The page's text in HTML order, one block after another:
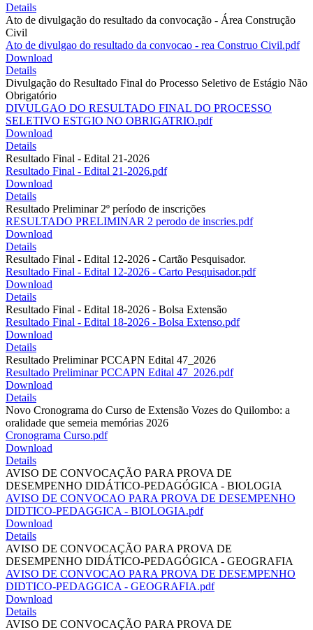
Details
Ato de divulgação do resultado da convocação - Área Construção
Civil
Ato de divulgao do resultado da convocao - rea Construo Civil.pdf
Download
Details
Divulgação do Resultado Final do Processo Seletivo de Estágio Não
Obrigatório
DIVULGAO DO RESULTADO FINAL DO PROCESSO
SELETIVO ESTGIO NO OBRIGATRIO.pdf
Download
Details
Resultado Final - Edital 21-2026
Resultado Final - Edital 21-2026.pdf
Download
Details
Resultado Preliminar 2º período de inscrições
RESULTADO PRELIMINAR 2 perodo de inscries.pdf
Download
Details
Resultado Final - Edital 12-2026 - Cartão Pesquisador.
Resultado Final - Edital 12-2026 - Carto Pesquisador.pdf
Download
Details
Resultado Final - Edital 18-2026 - Bolsa Extensão
Resultado Final - Edital 18-2026 - Bolsa Extenso.pdf
Download
Details
Resultado Preliminar PCCAPN Edital 47_2026
Resultado Preliminar PCCAPN Edital 47_2026.pdf
Download
Details
Novo Cronograma do Curso de Extensão Vozes do Quilombo: a
oralidade que semeia memórias 2026
Cronograma Curso.pdf
Download
Details
AVISO DE CONVOCAÇÃO PARA PROVA DE
DESEMPENHO DIDÁTICO-PEDAGÓGICA - BIOLOGIA
AVISO DE CONVOCAO PARA PROVA DE DESEMPENHO
DIDTICO-PEDAGGICA - BIOLOGIA.pdf
Download
Details
AVISO DE CONVOCAÇÃO PARA PROVA DE
DESEMPENHO DIDÁTICO-PEDAGÓGICA - GEOGRAFIA
AVISO DE CONVOCAO PARA PROVA DE DESEMPENHO
DIDTICO-PEDAGGICA - GEOGRAFIA.pdf
Download
Details
AVISO DE CONVOCAÇÃO PARA PROVA DE